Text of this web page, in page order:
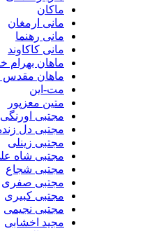
ماکان
مانی ارمغان
مانی رهنما
مانی کاکاوند
ماهان بهرام خان
ماهان مقدس زاده
مت-این
متین معزپور
مجتبی اورنگی
مجتبی دل زنده
مجتبی زینلی
مجتبی شاه علی
مجتبی شجاع
مجتبی صفری
مجتبی کبیری
مجتبی نجیمی
مجید اخشابی